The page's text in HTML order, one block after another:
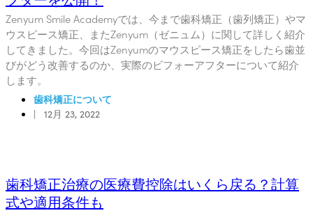
Zenyum Smile Academyでは、今まで歯科矯正（歯列矯正）やマ
ウスピース矯正、またZenyum（ゼニュム）に関して詳しく紹介
してきました。今回はZenyumのマウスピース矯正をしたら歯並
びがどう改善するのか、実際のビフォーアフターについて紹介
します。
歯科矯正について
|
12月 23, 2022
歯科矯正治療の医療費控除はいくら戻る？計算
式や適用条件も